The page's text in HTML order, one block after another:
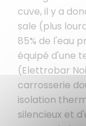
cuve, il y a
sale (plus
85% de l'eau
équipé d'une
(Elettrobar
carrosserie
isolation
silencieux et